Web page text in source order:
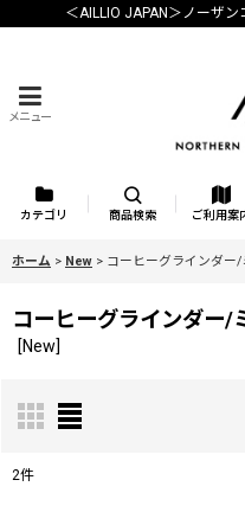
＜AILLIO JAPAN＞ノーザ
メニュー
カテゴリ 商品検索 ご利用案
ホーム > New > コーヒーグラインダー/
コーヒーグラインダー/
[New]
2件